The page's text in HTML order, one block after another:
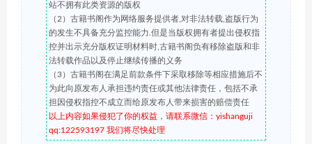
站不拥有此类资源的版权
（2）古籍书阁作为网络服务提供者,对非法转载,盗版行为
的发生不具备充分监控能力.但是当版权拥有者提出侵权指
控并出示充分版权证明材料时,古籍书阁负有移除盗版和非
法转载作品以及停止继续传播的义务
（3）古籍书阁在满足前款条件下采取移除等相应措施后不
为此向原发布人承担违约责任或其他法律责任，包括不承
担因侵权指控不成立而给原发布人带来损害的赔偿责任
以上内容如果侵犯了你的权益，请联系微信：yishanguji
qq:122593197 我们将尽快处理